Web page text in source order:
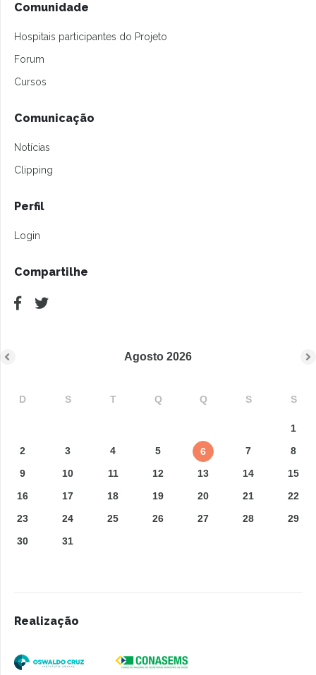
Comunidade
Hospitais participantes do Projeto
Forum
Cursos
Comunicação
Notícias
Clipping
Perfil
Login
Compartilhe
Agosto 2026
D S T Q Q S S
1
2
3 4 5 6 7
8
9
10 11 12 13 14
15
16
17 18 19 20 21
22
23
24 25 26 27 28
29
30
31
Realização